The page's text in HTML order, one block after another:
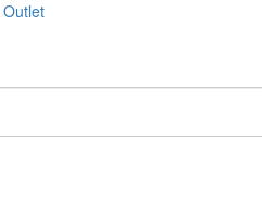
Outlet